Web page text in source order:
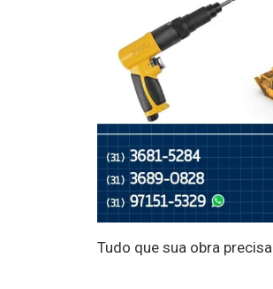
Tudo que sua obra